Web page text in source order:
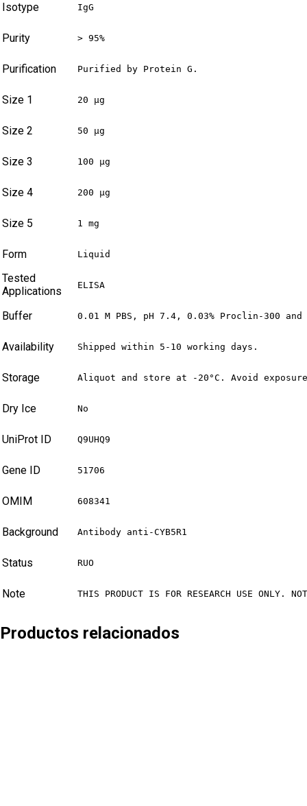
Isotype IgG
Purity > 95%
Purification Purified by Protein G.
Size 1 20 µg
Size 2 50 µg
Size 3 100 µg
Size 4 200 µg
Size 5 1 mg
Form Liquid
Tested
Applications
ELISA
Buffer 0.01 M PBS, pH 7.4, 0.03% Proclin-300 and
Availability Shipped within 5-10 working days.
Storage Aliquot and store at -20°C. Avoid
Dry Ice No
UniProt ID Q9UHQ9
Gene ID 51706
OMIM 608341
Background Antibody anti-CYB5R1
Status RUO
Note THIS PRODUCT IS FOR RESEARCH USE ONLY.
Productos relacionados